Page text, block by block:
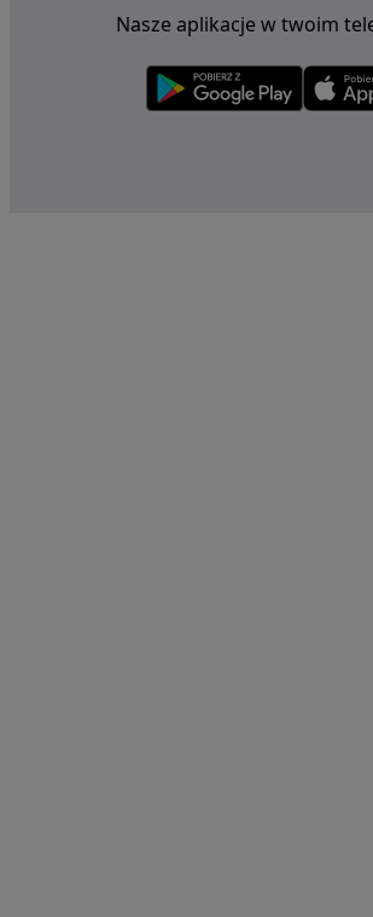
Nasze aplikacje w twoim